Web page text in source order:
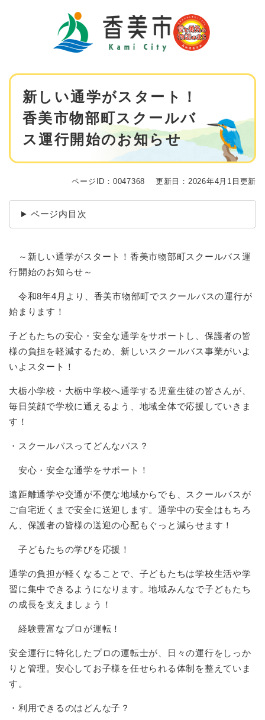
本
新しい通学がスタート！
香美市物部町スクールバ
ス運行開始のお知らせ
ページID：0047368 更新日：2026年4月1日更新
ページ内目次
～新しい通学がスタート！香美市物部町スクールバス運
行開始のお知らせ～
令和8年4月より、香美市物部町でスクールバスの運行が
始まります！
子どもたちの安心・安全な通学をサポートし、保護者の皆
様の負担を軽減するため、新しいスクールバス事業がいよ
いよスタート！
大栃小学校・大栃中学校へ通学する児童生徒の皆さんが、
毎日笑顔で学校に通えるよう、地域全体で応援していきま
す！
・スクールバスってどんなバス？
安心・安全な通学をサポート！
遠距離通学や交通が不便な地域からでも、スクールバスが
ご自宅近くまで安全に送迎します。通学中の安全はもちろ
ん、保護者の皆様の送迎の心配もぐっと減らせます！
子どもたちの学びを応援！
通学の負担が軽くなることで、子どもたちは学校生活や学
習に集中できるようになります。地域みんなで子どもたち
の成長を支えましょう！
経験豊富なプロが運転！
安全運行に特化したプロの運転士が、日々の運行をしっか
りと管理。安心してお子様を任せられる体制を整えていま
す。
・利用できるのはどんな子？